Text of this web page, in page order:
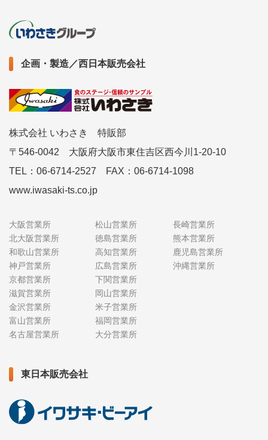
企画・製造／西日本販売会社
株式会社 いわさき 特販部
〒546-0042 大阪府大阪市東住吉区西今川1-20-10
TEL：06-6714-2527 FAX：06-6714-1098
www.iwasaki-ts.co.jp
大阪営業所
北大阪営業所
和歌山営業所
神戸営業所
京都営業所
滋賀営業所
金沢営業所
富山営業所
名古屋営業所
松山営業所
徳島営業所
高知営業所
広島営業所
下関営業所
岡山営業所
米子営業所
福岡営業所
大分営業所
長崎営業所
熊本営業所
鹿児島営業所
沖縄営業所
東日本販売会社